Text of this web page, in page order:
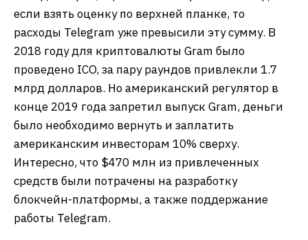
если взять оценку по верхней планке, то
расходы Telegram уже превысили эту сумму. В
2018 году для криптовалюты Gram было
проведено ICO, за пару раундов привлекли 1.7
млрд долларов. Но американский регулятор в
конце 2019 года запретил выпуск Gram, деньги
было необходимо вернуть и заплатить
американским инвесторам 10% сверху.
Интересно, что $470 млн из привлеченных
средств были потрачены на разработку
блокчейн-платформы, а также поддержание
работы Telegram.